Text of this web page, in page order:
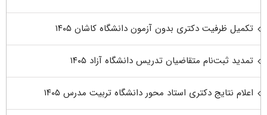
تکمیل ظرفیت دکتری بدون آزمون دانشگاه کاشان ۱۴۰۵
تمدید ثبت‌نام متقاضیان تدریس دانشگاه آزاد ۱۴۰۵
اعلام نتایج دکتری استاد محور دانشگاه تربیت مدرس ۱۴۰۵